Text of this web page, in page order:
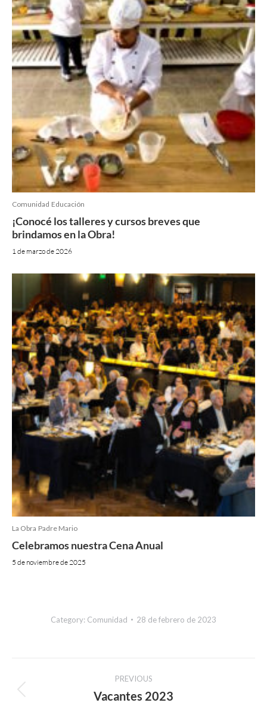
Comunidad Educación
¡Conocé los talleres y cursos breves que
brindamos en la Obra!
1 de marzo de 2026
La Obra Padre Mario
Celebramos nuestra Cena Anual
5 de noviembre de 2025
Category: Comunidad 28 de febrero de 2023
navigation
PREVIOUS
Previous
Vacantes 2023